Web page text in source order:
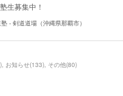
生募集中！
塾 - 剣道道場（沖縄県那覇市）
) お知らせ(133) その他(80)